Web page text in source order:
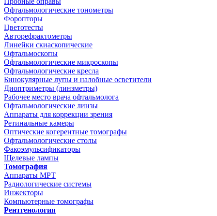
Офтальмологические тонометры
Форопторы
Цветотесты
Авторефрактометры
Линейки скиаскопические
Офтальмоскопы
Офтальмологические микроскопы
Офтальмологические кресла
Бинокулярные лупы и налобные осветители
Диоптриметры (линзметры)
Рабочее место врача офтальмолога
Офтальмологические линзы
Аппараты для коррекции зрения
Ретинальные камеры
Оптические когерентные томографы
Офтальмологические столы
Факоэмульсификаторы
Щелевые лампы
Томография
Аппараты МРТ
Радиологические системы
Инжекторы
Компьютерные томографы
Рентгенология